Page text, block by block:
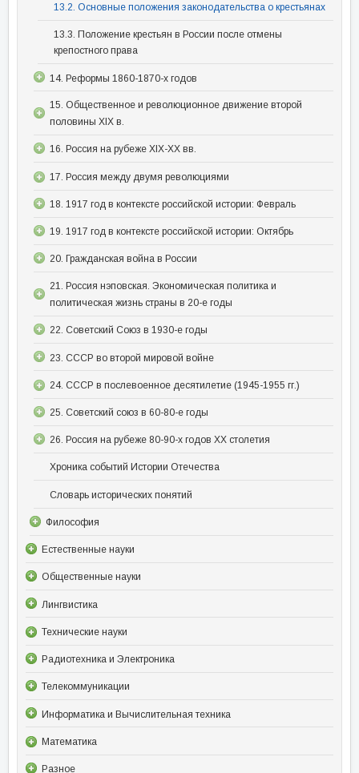
13.2. Основные положения законодательства о крестьянах
13.3. Положение крестьян в России после отмены
крепостного права
14. Реформы 1860-1870-х годов
15. Общественное и революционное движение второй
половины XIX в.
16. Россия на рубеже XIX-XX вв.
17. Россия между двумя революциями
18. 1917 год в контексте российской истории: Февраль
19. 1917 год в контексте российской истории: Октябрь
20. Гражданская война в России
21. Россия нэповская. Экономическая политика и
политическая жизнь страны в 20-е годы
22. Советский Союз в 1930-е годы
23. СССР во второй мировой войне
24. СССР в послевоенное десятилетие (1945-1955 гг.)
25. Советский союз в 60-80-е годы
26. Россия на рубеже 80-90-х годов XX столетия
Хроника событий Истории Отечества
Словарь исторических понятий
Философия
Естественные науки
Общественные науки
Лингвистика
Технические науки
Радиотехника и Электроника
Телекоммуникации
Информатика и Вычислительная техника
Математика
Разное